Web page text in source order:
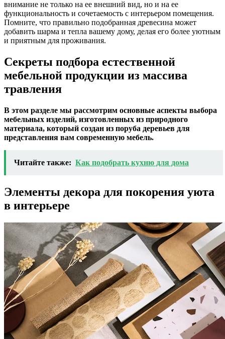
внимание не только на ее внешний вид, но и на ее
функциональность и сочетаемость с интерьером помещения.
Помните, что правильно подобранная древесина может
добавить шарма и тепла вашему дому, делая его более уютным
и приятным для проживания.
Секреты подбора естественной
мебельной продукции из массива
травления
В этом разделе мы рассмотрим основные аспекты выбора
мебельных изделий, изготовленных из природного
материала, который создан из поруба деревьев для
представления вам современную мебель.
Читайте также: Как подобрать кухню для дома
Элементы декора для покорения уюта
в интерьере